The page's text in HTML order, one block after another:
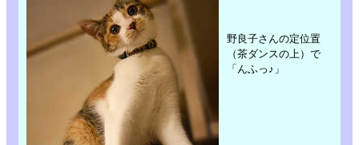
野良子さんの定位置
（茶ダンスの上）で
「んふっ♪」